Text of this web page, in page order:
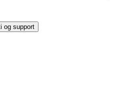
og support